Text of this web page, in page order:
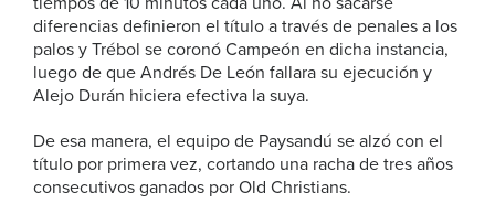
diferencias definieron el título a través de penales a los
palos y Trébol se coronó Campeón en dicha instancia,
luego de que Andrés De León fallara su ejecución y
Alejo Durán hiciera efectiva la suya.
De esa manera, el equipo de Paysandú se alzó con el
título por primera vez, cortando una racha de tres años
consecutivos ganados por Old Christians.